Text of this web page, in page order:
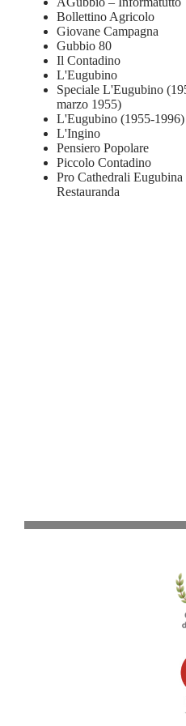
Bollettino Agricolo
Giovane Campagna
Gubbio 80
Il Contadino
L'Eugubino
Speciale L'Eugubino
marzo 1955)
L'Eugubino (1955-1996)
L'Ingino
Pensiero Popolare
Piccolo Contadino
Pro Cathedrali Eugubina
Restauranda